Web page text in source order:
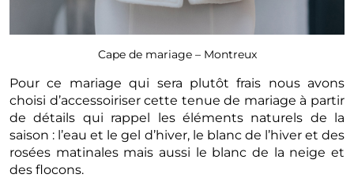
Cape de mariage – Montreux
Pour ce mariage qui sera plutôt frais nous avons
choisi d’accessoiriser cette tenue de mariage à partir
de détails qui rappel les éléments naturels de la
saison : l’eau et le gel d’hiver, le blanc de l’hiver et des
rosées matinales mais aussi le blanc de la neige et
des flocons.